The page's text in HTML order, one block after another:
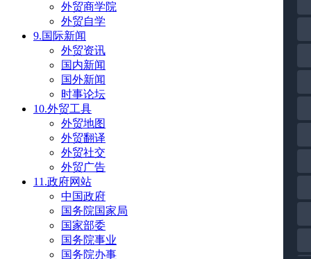
外贸商学院
外贸自学
9.国际新闻
外贸资讯
国内新闻
国外新闻
时事论坛
10.外贸工具
外贸地图
外贸翻译
外贸社交
外贸广告
11.政府网站
中国政府
国务院国家局
国家部委
国务院事业
国务院办事